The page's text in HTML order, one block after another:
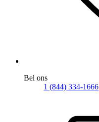
Bel ons
1 (844) 334-1666